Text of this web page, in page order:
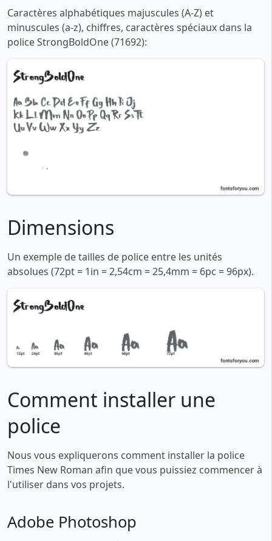
Caractères alphabétiques majuscules (A-Z) et
minuscules (a-z), chiffres, caractères spéciaux dans la
police StrongBoldOne (71692):
Dimensions
Un exemple de tailles de police entre les unités
absolues (72pt = 1in = 2,54cm = 25,4mm = 6pc = 96px).
Comment installer une
police
Nous vous expliquerons comment installer la police
Times New Roman afin que vous puissiez commencer à
l'utiliser dans vos projets.
Adobe Photoshop